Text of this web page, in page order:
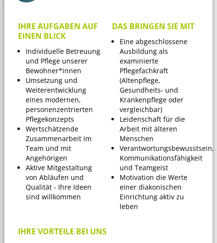
IHRE AUFGABEN AUF
EINEN BLICK
Individuelle Betreuung
und Pflege unserer
Bewohner*innen
Umsetzung und
Weiterentwicklung
eines modernen,
personenzentrierten
Pflegekonzepts
Wertschätzende
Zusammenarbeit im
Team und mit
Angehörigen
Aktive Mitgestaltung
von Abläufen und
Qualität - Ihre Ideen
sind willkommen
DAS BRINGEN SIE MIT
Eine abgeschlossene
Ausbildung als
examinierte
Pflegefachkraft
(Altenpflege,
Gesundheits- und
Krankenpflege oder
vergleichbar)
Leidenschaft für die
Arbeit mit älteren
Menschen
Verantwortungsbewusstsein,
Kommunikationsfähigkeit
und Teamgeist
Motivation die Werte
einer diakonischen
Einrichtung aktiv zu
leben
IHRE VORTEILE BEI UNS